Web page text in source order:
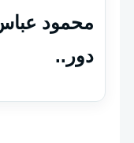
محمود
دور..